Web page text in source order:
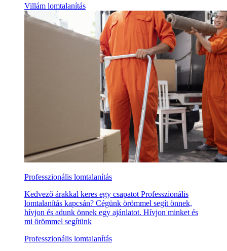
Villám lomtalanítás
Professzionális lomtalanítás
Kedvező árakkal keres egy csapatot Professzionális
lomtalanítás kapcsán? Cégünk örömmel segít önnek,
hívjon és adunk önnek egy ajánlatot. Hívjon minket és
mi örömmel segítünk
Professzionális lomtalanítás